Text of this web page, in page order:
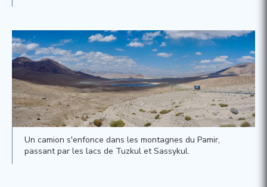
Un camion s'enfonce dans les montagnes du Pamir,
passant par les lacs de Tuzkul et Sassykul.